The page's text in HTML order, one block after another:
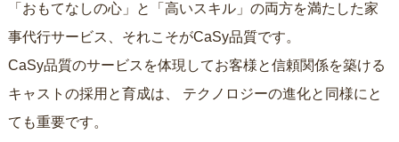
「おもてなしの心」と「高いスキル」の両方を満たした家
事代行サービス、それこそがCaSy品質です。
CaSy品質のサービスを体現してお客様と信頼関係を築ける
キャストの採用と育成は、
ても重要です。